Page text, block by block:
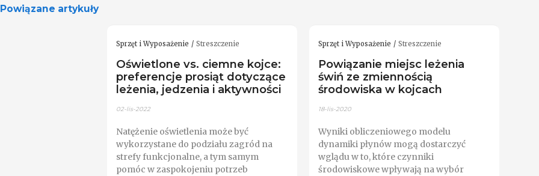
Powiązane artykuły
Sprzęt i Wyposażenie Streszczenie
Oświetlone vs. ciemne kojce:
preferencje prosiąt dotyczące
leżenia, jedzenia i aktywności
02-lis-2022
Natężenie oświetlenia może być
wykorzystane do podziału zagród na
strefy funkcjonalne, a tym samym
pomóc w zaspokojeniu potrzeb
Sprzęt i Wyposażenie Streszczenie
Powiązanie miejsc leżenia
świń ze zmiennością
środowiska w kojcach
18-lis-2020
Wyniki obliczeniowego modelu
dynamiki płynów mogą dostarczyć
wglądu w to, które czynniki
środowiskowe wpływają na wybór